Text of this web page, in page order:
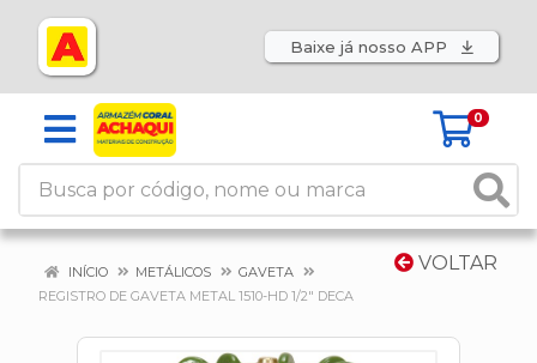
Baixe já nosso APP
0
VOLTAR
INÍCIO METÁLICOS
GAVETA
REGISTRO DE GAVETA METAL 1510-HD 1/2" DECA